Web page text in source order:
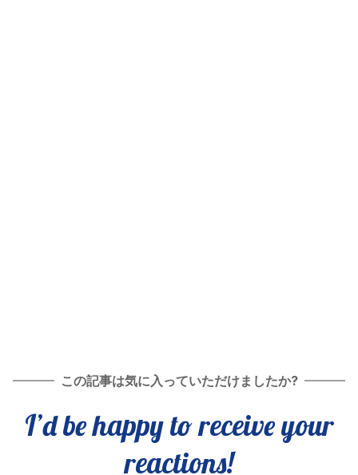
この記事は気に入っていただけましたか?
I’d be happy to receive your
reactions!